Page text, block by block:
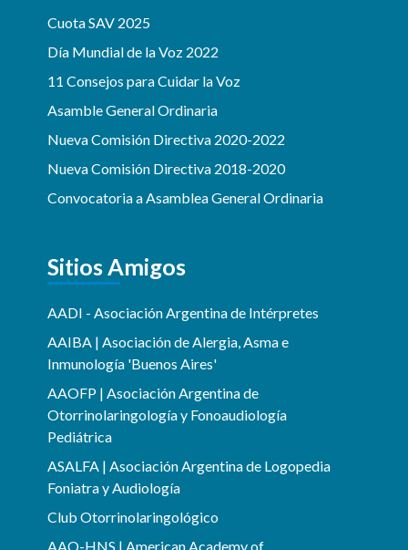
Cuota SAV 2025
Día Mundial de la Voz 2022
11 Consejos para Cuidar la Voz
Asamble General Ordinaria
Nueva Comisión Directiva 2020-2022
Nueva Comisión Directiva 2018-2020
Convocatoria a Asamblea General Ordinaria
Sitios Amigos
AADI - Asociación Argentina de Intérpretes
AAIBA | Asociación de Alergia, Asma e
Inmunología 'Buenos Aires'
AAOFP | Asociación Argentina de
Otorrinolaringología y Fonoaudiología
Pediátrica
ASALFA | Asociación Argentina de Logopedia
Foniatra y Audiología
Club Otorrinolaringológico
AAO-HNS | American Academy of